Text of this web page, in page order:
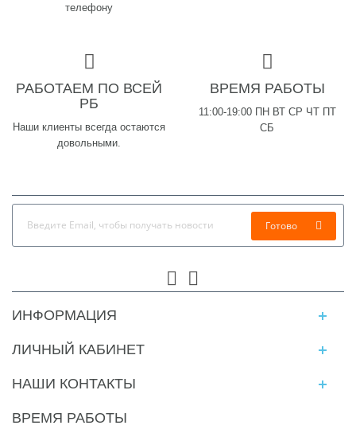
телефону
РАБОТАЕМ ПО ВСЕЙ
РБ
Наши клиенты всегда остаются
довольными.
ВРЕМЯ РАБОТЫ
11:00-19:00 ПН ВТ СР ЧТ ПТ
СБ
Готово
ИНФОРМАЦИЯ
ЛИЧНЫЙ КАБИНЕТ
НАШИ КОНТАКТЫ
ВРЕМЯ РАБОТЫ